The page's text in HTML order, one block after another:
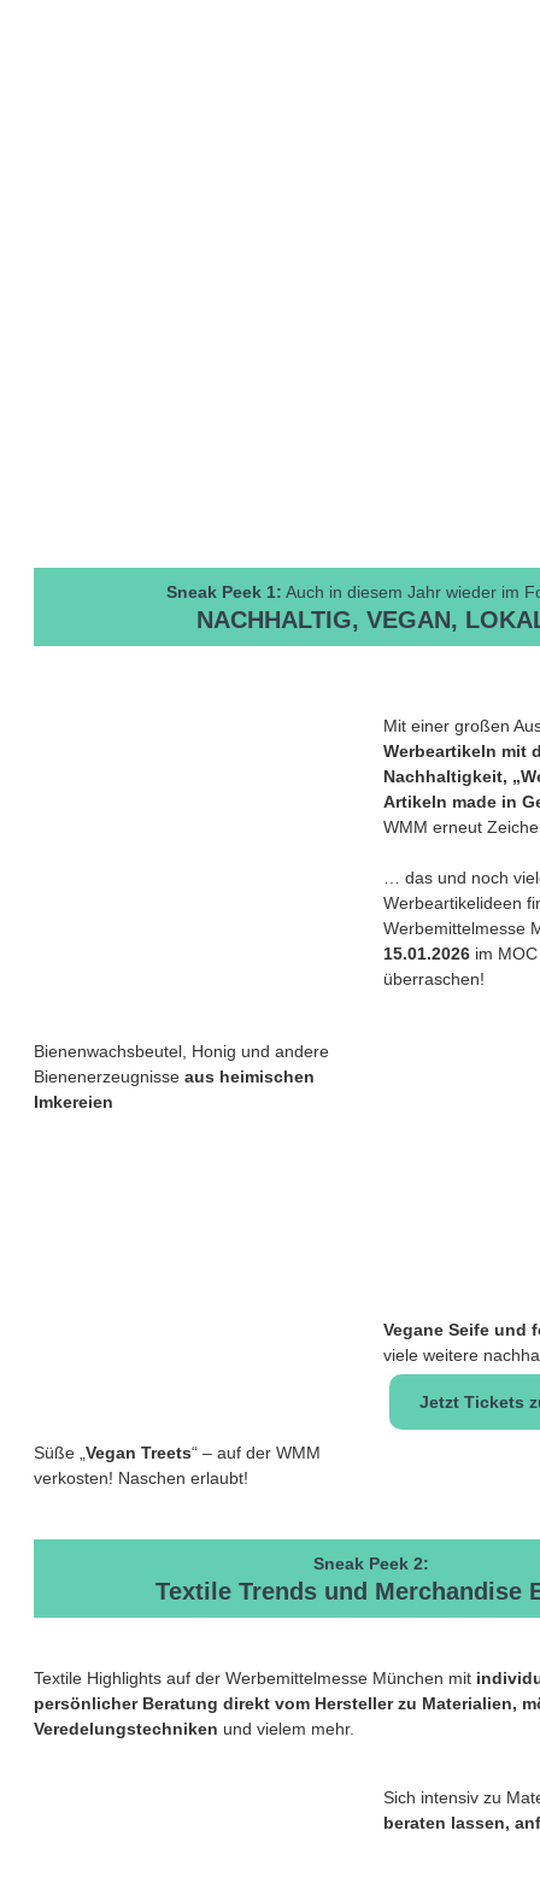
Sneak Peek 1: Auch in diesem Jahr wieder im
NACHHALTIG, VEGAN,
Bienenwachsbeutel, Honig und andere
Bienenerzeugnisse aus heimischen
Imkereien
Süße „ Vegan Treets“ – auf der WMM
verkosten! Naschen erlaubt!
Mit einer großen
Werbeartikeln mit
Nachhaltigkeit,
Artikeln made in
WMM erneut
… das und noch
Werbeartikelideen
Werbemittelmesse
15.01.2026 im
überraschen!
Vegane Seife und
viele weitere
Jetzt Tickets
Sneak Peek 2:
Textile Trends und Merchandise
Textile Highlights auf der Werbemittelmesse München mit
persönlicher Beratung direkt vom Hersteller zu Materialien,
Veredelungstechniken und vielem mehr.
Sich intensiv zu
beraten lassen,